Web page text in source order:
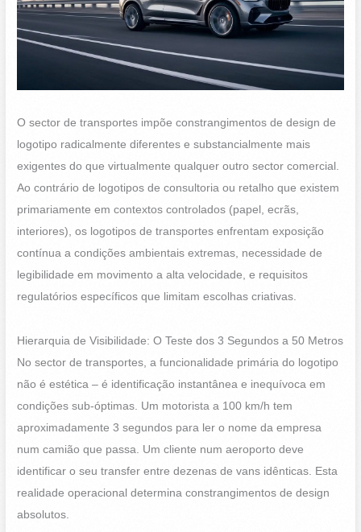
O sector de transportes impõe constrangimentos de design de
logotipo radicalmente diferentes e substancialmente mais
exigentes do que virtualmente qualquer outro sector comercial.
Ao contrário de logotipos de consultoria ou retalho que existem
primariamente em contextos controlados (papel, ecrãs,
interiores), os logotipos de transportes enfrentam exposição
contínua a condições ambientais extremas, necessidade de
legibilidade em movimento a alta velocidade, e requisitos
regulatórios específicos que limitam escolhas criativas.
Hierarquia de Visibilidade: O Teste dos 3 Segundos a 50 Metros
No sector de transportes, a funcionalidade primária do logotipo
não é estética – é identificação instantânea e inequívoca em
condições sub-óptimas. Um motorista a 100 km/h tem
aproximadamente 3 segundos para ler o nome da empresa
num camião que passa. Um cliente num aeroporto deve
identificar o seu transfer entre dezenas de vans idênticas. Esta
realidade operacional determina constrangimentos de design
absolutos.